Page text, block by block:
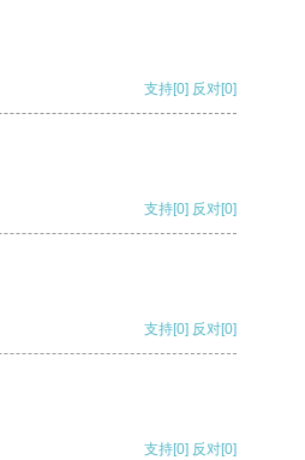
支持[0] 反对[0]
支持[0] 反对[0]
支持[0] 反对[0]
支持[0] 反对[0]